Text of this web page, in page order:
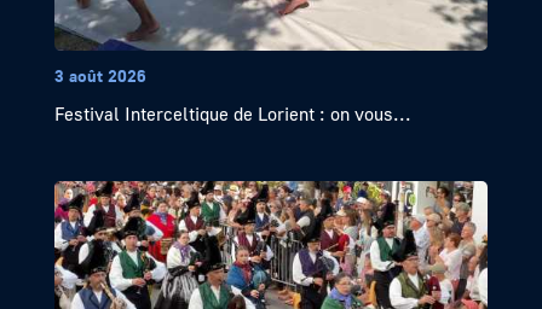
3 août 2026
Festival Interceltique de Lorient : on vous...